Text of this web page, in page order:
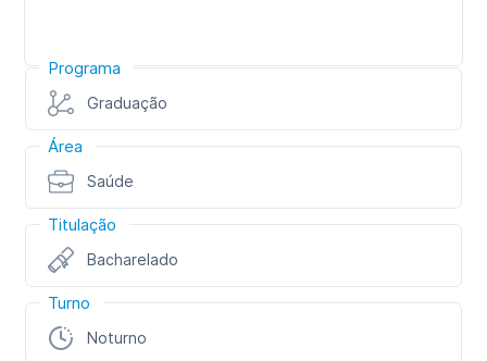
Programa
Graduação
Área
Saúde
Titulação
Bacharelado
Turno
Noturno